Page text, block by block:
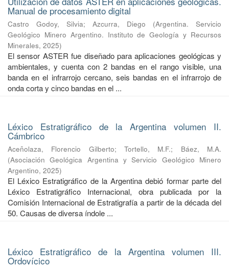
Manual de procesamiento digital
Castro Godoy, Silvia; Azcurra, Diego (Argentina. Servicio
Geológico Minero Argentino. Instituto de Geología y Recursos
Minerales, 2025)
El sensor ASTER fue diseñado para aplicaciones geológicas y
ambientales, y cuenta con 2 bandas en el rango visible, una
banda en el infrarrojo cercano, seis bandas en el infrarrojo de
onda corta y cinco bandas en el ...
Léxico Estratigráfico de la Argentina volumen II.
Cámbrico
Aceñolaza, Florencio Gilberto;Tortello, M.F.; Báez, M.A.
(Asociación Geológica Argentina y Servicio Geológico Minero
Argentino, 2025)
El Léxico Estratigráfico de la Argentina debió formar parte del
Léxico Estratigráfico Internacional, obra publicada por la
Comisión Internacional de Estratigrafía a partir de la década del
50. Causas de diversa índole ...
Léxico Estratigráfico de la Argentina volumen III.
Ordovícico